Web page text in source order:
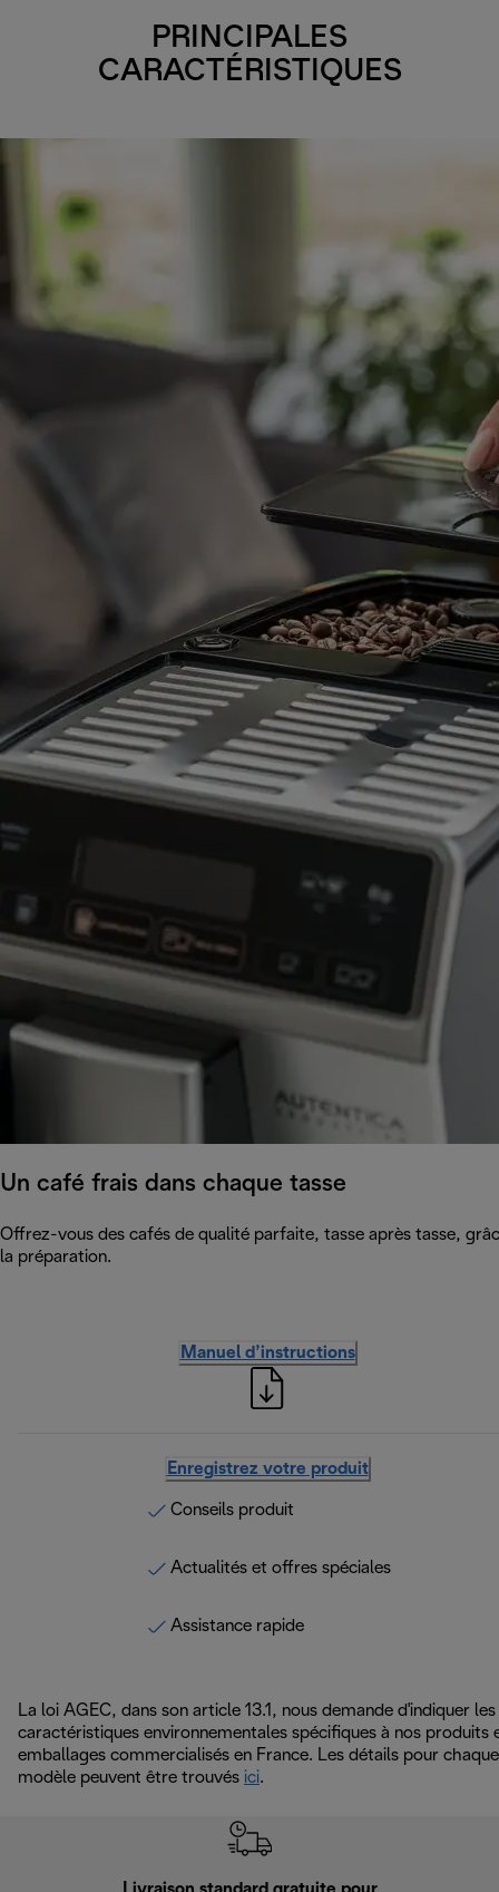
PRINCIPALES
CARACTÉRISTIQUES
Un café frais dans chaque tasse
Offrez-vous des cafés de qualité parfaite, tasse après tasse,
la préparation.
Manuel d’instructions
Enregistrez votre produit
Conseils produit
Actualités et offres spéciales
Assistance rapide
La loi AGEC, dans son article 13.1, nous demande d'indiquer les
caractéristiques environnementales spécifiques à nos produits
emballages commercialisés en France. Les détails pour chaque
modèle peuvent être trouvés ici.